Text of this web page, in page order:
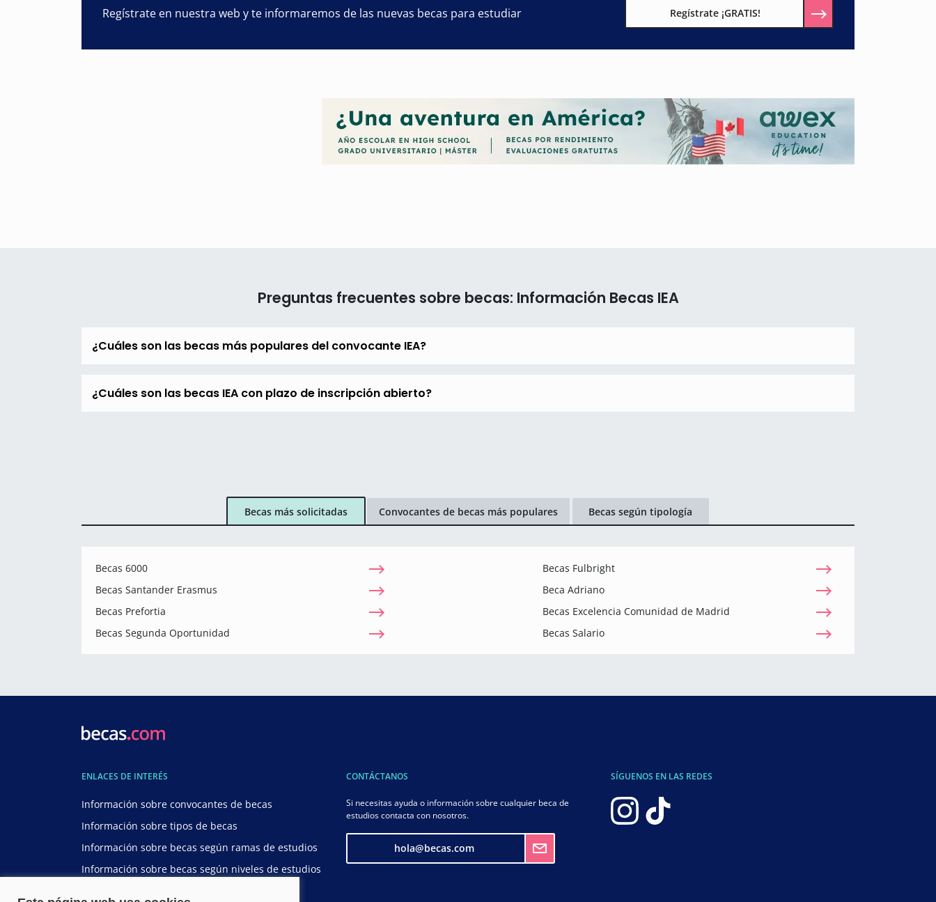
Regístrate en nuestra web y te informaremos de las nuevas becas para estudiar Regístrate ¡GRATIS!
Preguntas frecuentes sobre becas: Información Becas IEA
¿Cuáles son las becas más populares del convocante IEA?
¿Cuáles son las becas IEA con plazo de inscripción abierto?
Becas más solicitadas Convocantes de becas más populares Becas según tipología
Becas 6000
Becas Fulbright
Becas Santander Erasmus
Beca Adriano
Becas Prefortia
Becas Excelencia Comunidad de Madrid
Becas Segunda Oportunidad
Becas Salario
ENLACES DE INTERÉS
Información sobre convocantes de becas
Información sobre tipos de becas
Información sobre becas según ramas de estudios
Información sobre becas según niveles de estudios
CONTÁCTANOS
Si necesitas ayuda o información sobre cualquier beca de
estudios contacta con nosotros.
hola@becas.com
SÍGUENOS EN LAS REDES